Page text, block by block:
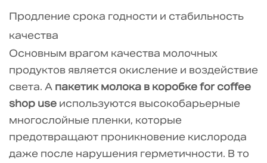
использовать
их
для
немолочного
молока,
такого
как
овсяное
или
Продление срока годности и стабильность
качества
Основным врагом качества молочных
продуктов является окисление и воздействие
света. А пакетик молока в коробке for coffee
shop use используются высокобарьерные
многослойные пленки, которые
предотвращают проникновение кислорода
даже после нарушения герметичности. В то